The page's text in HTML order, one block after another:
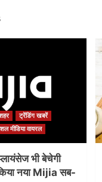
ट्रेंडिंग खबरें
मीडिया वायरल
भी बेचेगी
नया Mijia सब-